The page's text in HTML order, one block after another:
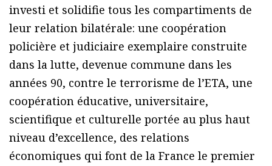
investi et solidifie tous les compartiments de
leur relation bilatérale: une coopération
policière et judiciaire exemplaire construite
dans la lutte, devenue commune dans les
années 90, contre le terrorisme de l’ETA, une
coopération éducative, universitaire,
scientifique et culturelle portée au plus haut
niveau d’excellence, des relations
économiques qui font de la France le premier